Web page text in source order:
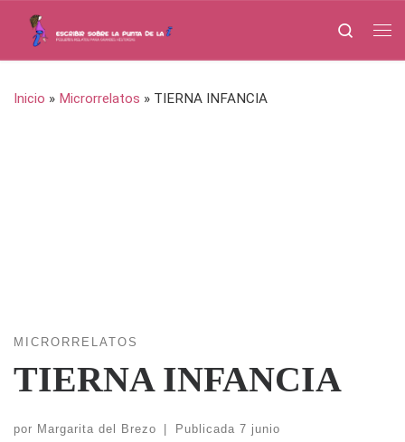
Saltar al contenido
Search
Inicio » Microrrelatos » TIERNA INFANCIA
MICRORRELATOS
TIERNA INFANCIA
por Margarita del Brezo | Publicada 7 junio